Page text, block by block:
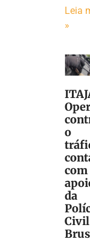
Leia
»
o
com
da